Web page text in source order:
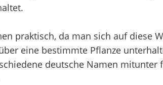
praktisch, da man sich auf diese
eine bestimmte Pflanze
deutsche Namen mitunter